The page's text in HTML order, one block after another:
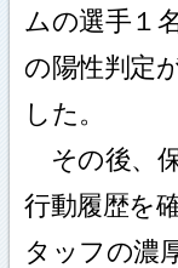
ムの選手１
の陽性判定
した。
その後、
行動履歴を
タッフの濃